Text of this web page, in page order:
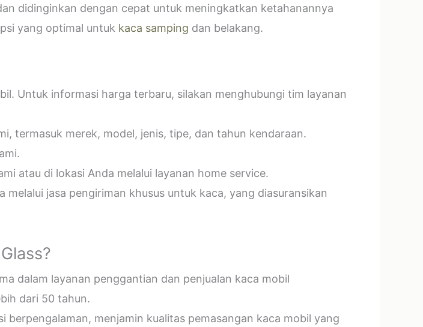
didinginkan dengan cepat untuk meningkatkan ketahanannya
yang optimal untuk kaca samping dan belakang.
Untuk informasi harga terbaru, silakan menghubungi tim layanan
termasuk merek, model, jenis, tipe, dan tahun kendaraan.
atau di lokasi Anda melalui layanan home service.
jasa pengiriman khusus untuk kaca, yang diasuransikan
dalam layanan penggantian dan penjualan kaca mobil
dari 50 tahun.
berpengalaman, menjamin kualitas pemasangan kaca mobil yang